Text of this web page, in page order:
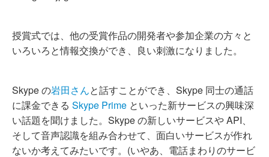
授賞式では、他の受賞作品の開発者や参加企業の方々と
いろいろと情報交換ができ、良い刺激になりました。
Skype の岩田さんと話すことができ、Skype 同士の通話
に課金できる Skype Prime といった新サービスの興味深
い話題を聞けました。Skype の新しいサービスや API、
そして音声認識を組み合わせて、面白いサービスが作れ
ないか考えてみたいです。(いやあ、電話まわりのサービ